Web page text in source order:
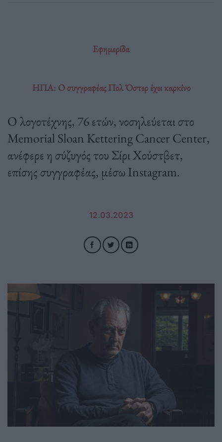
Εφημερίδα
ΗΠΑ: Ο συγγραφέας Πολ Όστερ έχει καρκίνο
Ο λογοτέχνης, 76 ετών, νοσηλεύεται στο
Memorial Sloan Kettering Cancer Center,
ανέφερε η σύζυγός του Σίρι Χούστβετ,
επίσης συγγραφέας, μέσω Instagram.
12.03.2023